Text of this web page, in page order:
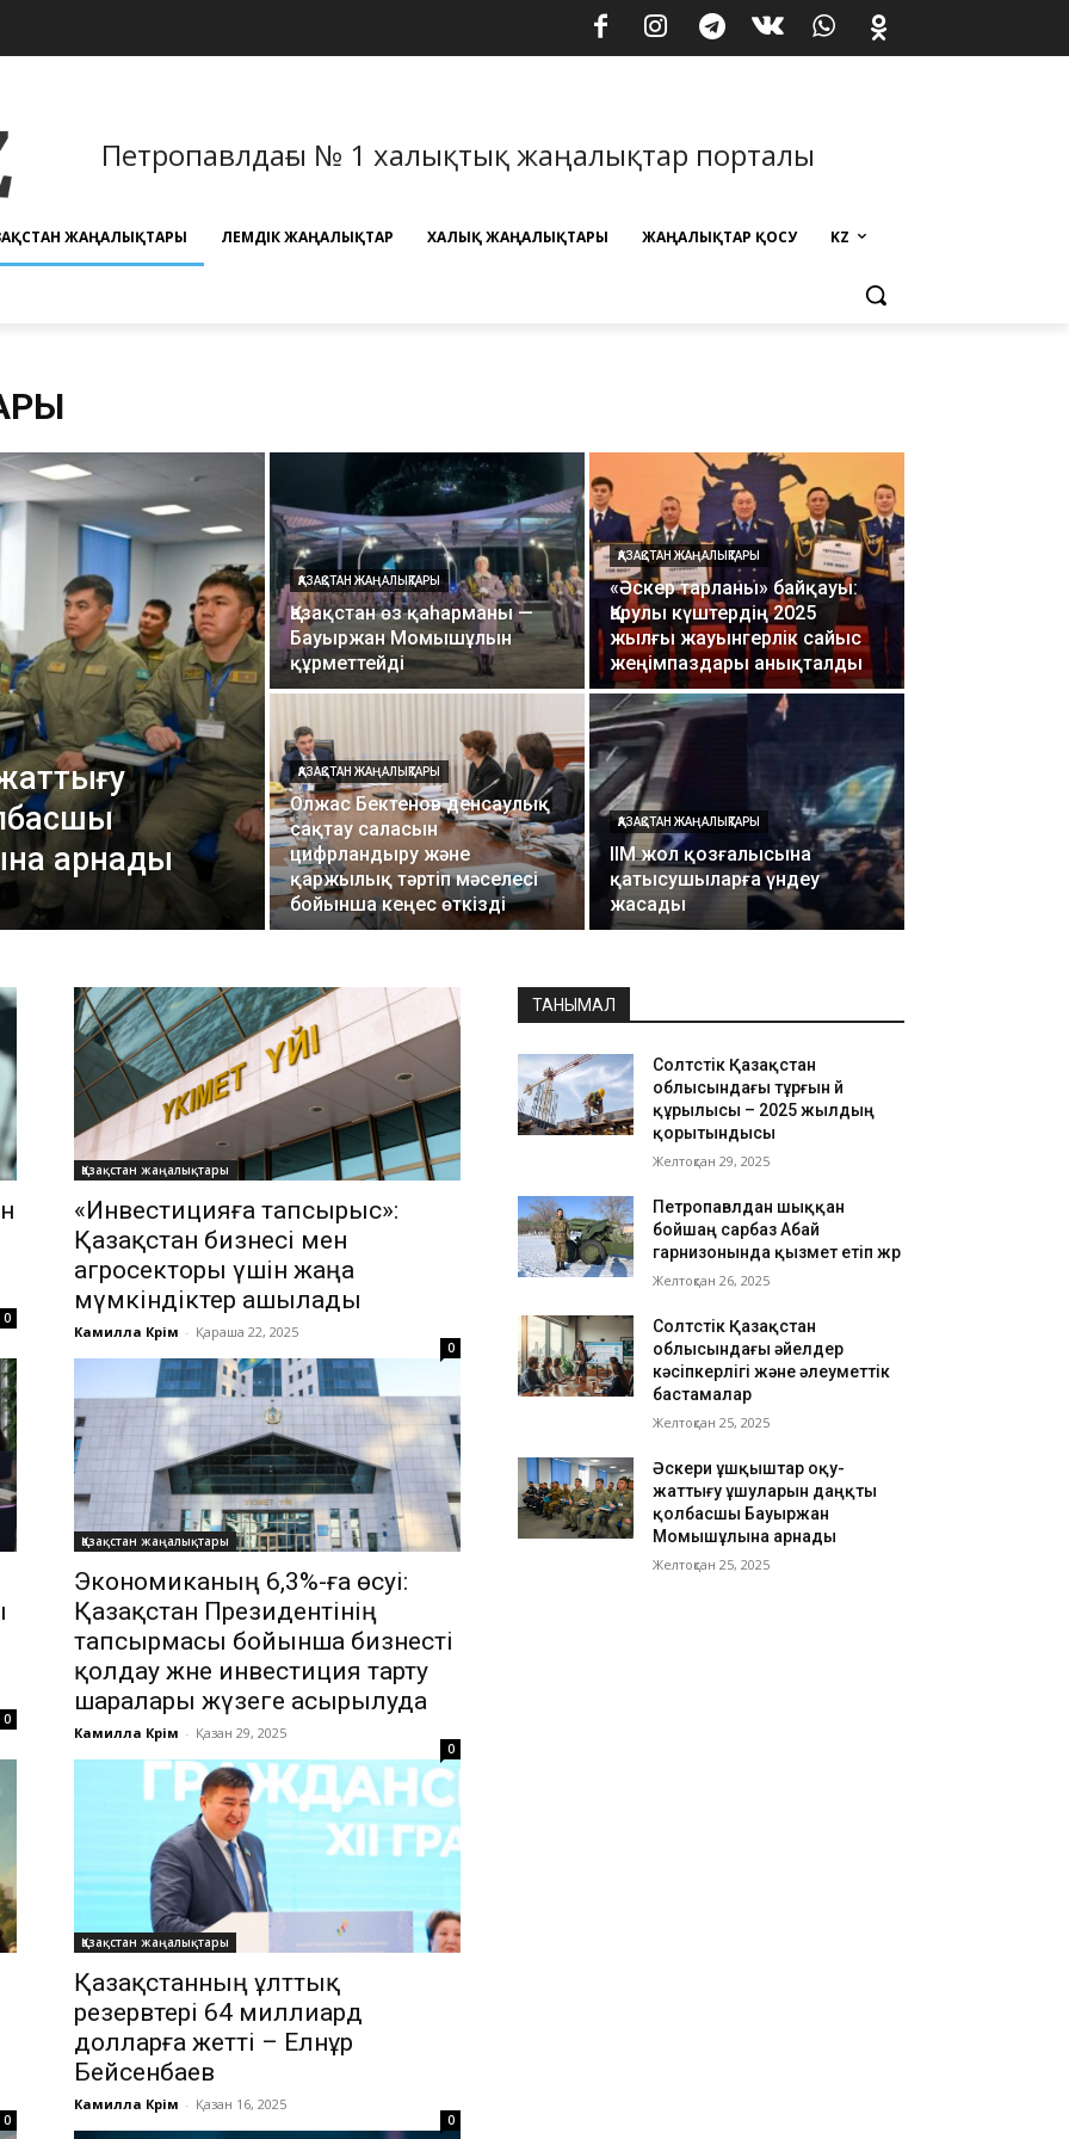
Петропавлдағы № 1 халықтық жаңалықтар порталы
ЖАҢАЛЫҚТАРЫ ӘЛЕМДІК ЖАҢАЛЫҚТАР ХАЛЫҚ ЖАҢАЛЫҚТАРЫ ЖАҢАЛЫҚТАР ҚОСУ KZ
арнады
ҚАЗАҚСТАН ЖАҢАЛЫҚТАРЫ
Қазақстан өз қаһарманы —
Бауыржан Момышұлын
құрметтейді
ҚАЗАҚСТАН ЖАҢАЛЫҚТАРЫ
«Әскер тарланы» байқауы:
Қарулы күштердің 2025
жылғы жауынгерлік сайыс
жеңімпаздары анықталды
ҚАЗАҚСТАН ЖАҢАЛЫҚТАРЫ
Олжас Бектенов денсаулық
сақтау саласын
цифрландыру және
қаржылық тәртіп мәселесі
бойынша кеңес өткізді
ҚАЗАҚСТАН ЖАҢАЛЫҚТАРЫ
ІІМ жол қозғалысына
қатысушыларға үндеу
жасады
0
Қазақстан жаңалықтары
«Инвестицияға тапсырыс»:
Қазақстан бизнесі мен
агросекторы үшін жаңа
мүмкіндіктер ашылады
Камилла Кәрім - Қараша 22, 2025
0
0
Қазақстан жаңалықтары
Экономиканың 6,3%-ға өсуі:
Қазақстан Президентінің
тапсырмасы бойынша бизнесті
қолдау және инвестиция тарту
шаралары жүзеге асырылуда
Камилла Кәрім - Қазан 29, 2025
0
0
Қазақстан жаңалықтары
Қазақстанның ұлттық
резервтері 64 миллиард
долларға жетті – Елнұр
Бейсенбаев
Камилла Кәрім - Қазан 16, 2025
0
ТАНЫМАЛ
Солтүстік Қазақстан
облысындағы тұрғын үй
құрылысы – 2025 жылдың
қорытындысы
Желтоқсан 29, 2025
Петропавлдан шыққан
бойшаң сарбаз Абай
гарнизонында қызмет етіп жүр
Желтоқсан 26, 2025
Солтүстік Қазақстан
облысындағы әйелдер
кәсіпкерлігі және әлеуметтік
бастамалар
Желтоқсан 25, 2025
Әскери ұшқыштар оқу-
жаттығу ұшуларын даңқты
қолбасшы Бауыржан
Момышұлына арнады
Желтоқсан 25, 2025